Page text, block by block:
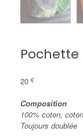
Pochette
20 €
Composition
100% coton,
Toujours doublée